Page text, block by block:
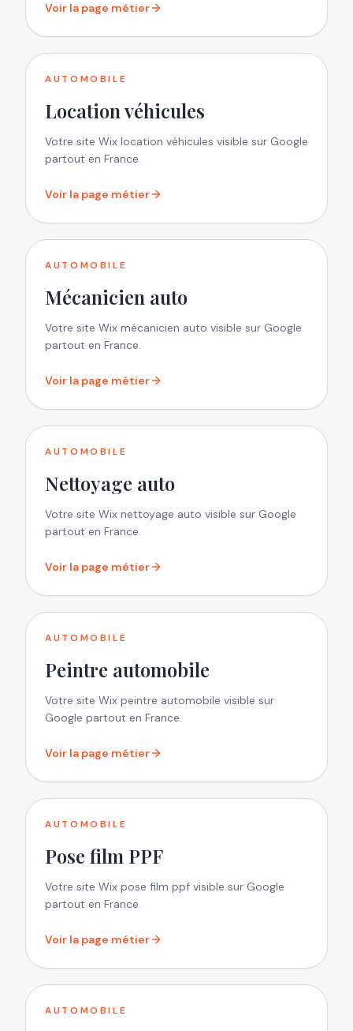
Voir la page métier
AUTOMOBILE
Location véhicules
Votre site Wix location véhicules visible sur Google
partout en France.
Voir la page métier
AUTOMOBILE
Mécanicien auto
Votre site Wix mécanicien auto visible sur Google
partout en France.
Voir la page métier
AUTOMOBILE
Nettoyage auto
Votre site Wix nettoyage auto visible sur Google
partout en France.
Voir la page métier
AUTOMOBILE
Peintre automobile
Votre site Wix peintre automobile visible sur
Google partout en France.
Voir la page métier
AUTOMOBILE
Pose film PPF
Votre site Wix pose film ppf visible sur Google
partout en France.
Voir la page métier
AUTOMOBILE